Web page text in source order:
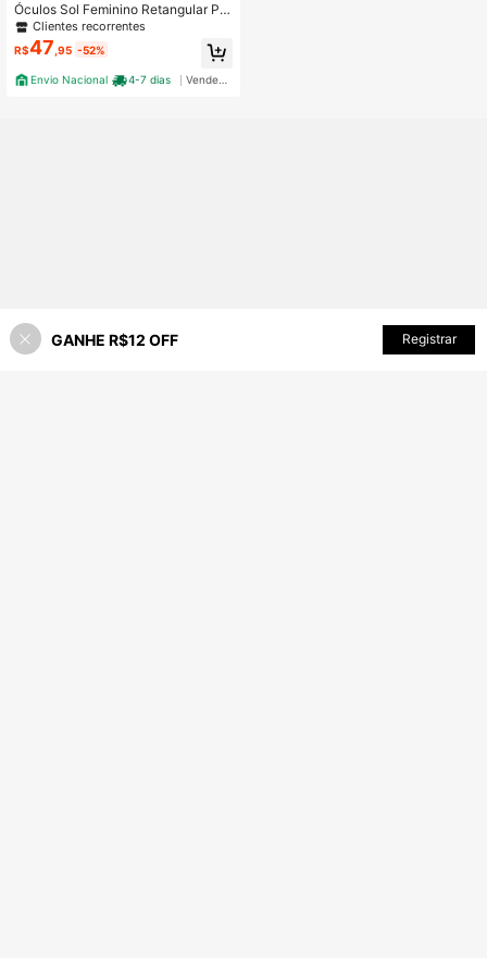
Óculos Sol Feminino Retangular Pre
to Metal Moderno Minimalista Dia a
Dia UV400
Clientes recorrentes
R$47 ,95 -52%
Envio Nacional 4-7 dias Vendedor Indicado
42% OFF! ADICIONAR AO CARRINHO
GANHE R$12 OFF Registrar